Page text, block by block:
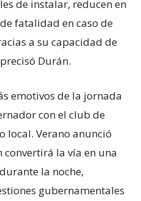
de instalar, reducen en
fatalidad en caso de
a su capacidad de
Durán.
emotivos de la jornada
con el club de
local. Verano anunció
la vía en una
la noche,
gubernamentales